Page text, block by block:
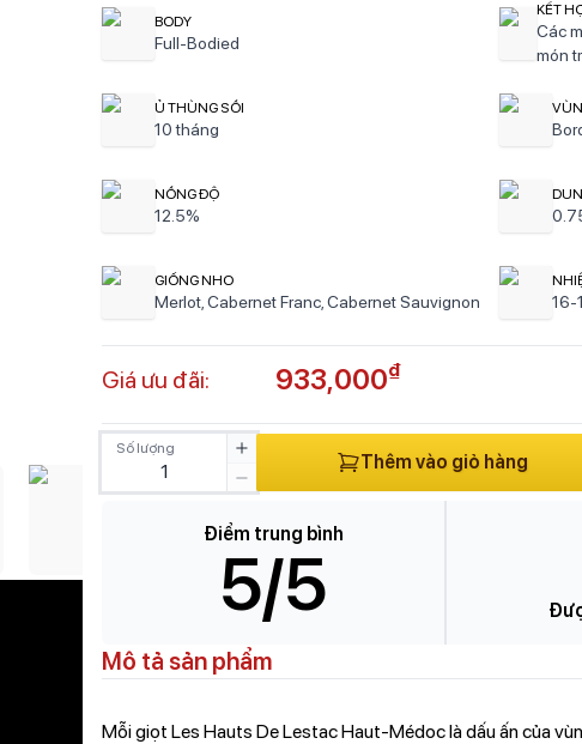
BODY
Full-Bodied
Ủ THÙNG SỒI
10 tháng
NỒNG ĐỘ
12.5%
GIỐNG NHO
Merlot, Cabernet Franc, Cabernet Sauvignon
KẾT
Các
món
16-
Giá ưu đãi: 933,000₫
Số lượng
Thêm vào giỏ hàng
Điểm trung bình
5/5
Mô tả sản phẩm
Mỗi giọt Les Hauts De Lestac Haut-Médoc là dấu ấn của